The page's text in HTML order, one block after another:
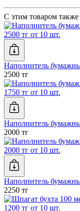
С этим товаром также
2500 тг от 10 шт.
Наполнитель
2500 тг
1750 тг от 10 шт.
Наполнитель
2000 тг
2000 тг от 10 шт.
Наполнитель
2250 тг
1200 тг от 10 шт.